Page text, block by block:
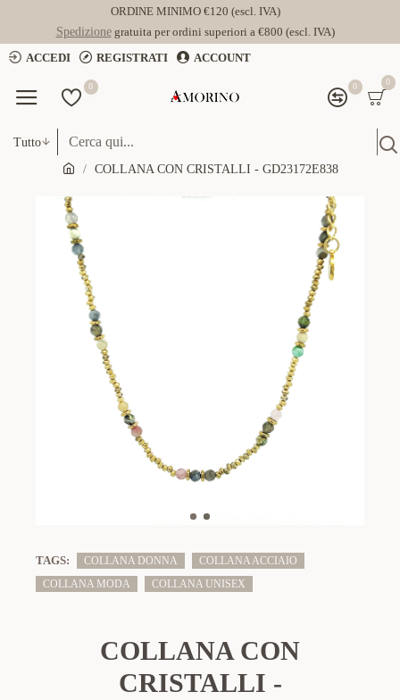
ORDINE MINIMO €120 (escl. IVA)
Spedizionegratuita per ordini superiori a €800 (escl. IVA)
ACCEDI
REGISTRATI ACCOUNT
0 0 0
Tutto
COLLANA CON CRISTALLI - GD23172E838
TAGS: COLLANA DONNA
COLLANA ACCIAIO
COLLANA MODA
COLLANA UNISEX
COLLANA CON
CRISTALLI -